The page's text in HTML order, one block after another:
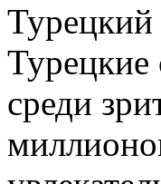
Турeцкий
Турецкие
среди